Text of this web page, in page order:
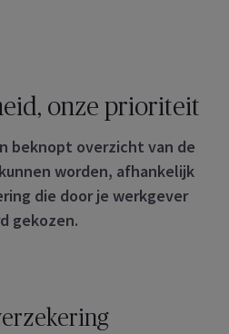
onze prioriteit
beknopt overzicht van de
worden, afhankelijk
die door je werkgever
gekozen.